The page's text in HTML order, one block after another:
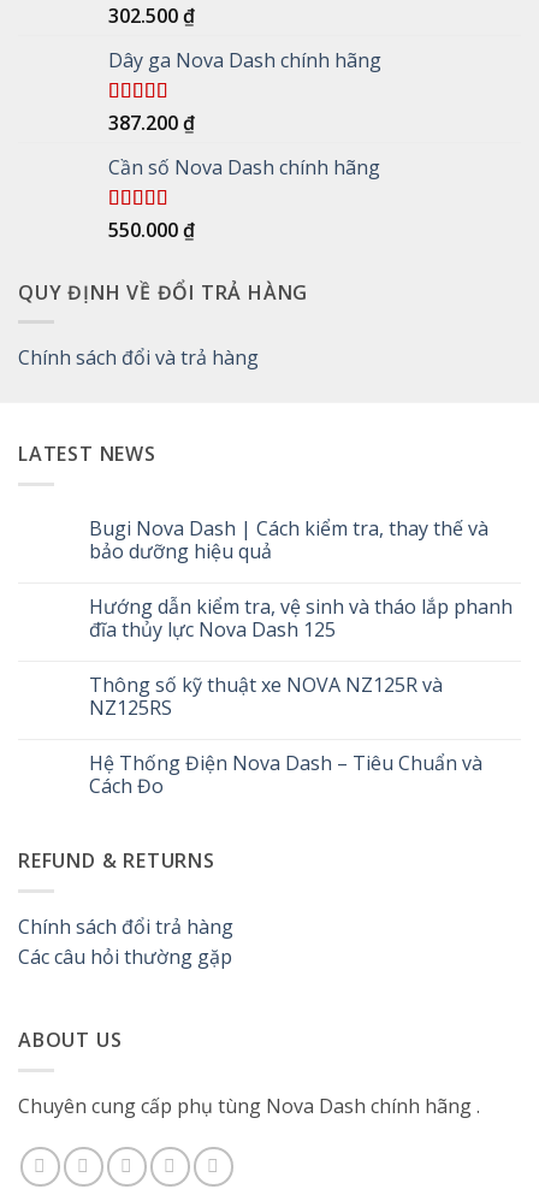
Được xếp
5
sao
302.500₫
Dây ga Nova Dash chính hãng
Được xếp
5
sao
387.200₫
Cần số Nova Dash chính hãng
Được xếp
5
550.000₫
QUY ĐỊNH VỀ ĐỔI TRẢ HÀNG
Chính sách đổi và trả hàng
LATEST NEWS
Bugi Nova Dash | Cách kiểm tra, thay thế và
bảo dưỡng hiệu quả
bình
luận
ở
Dash
|
Cách
thay
thế
và
quả
Hướng dẫn kiểm tra, vệ sinh và tháo lắp phanh
đĩa thủy lực Nova Dash 125
bình
luận
ở
kiểm
tra,
vệ
lắp
phanh
lực
Nova
Dash
125
Thông số kỹ thuật xe NOVA NZ125R và
NZ125RS
bình
luận
ở
thuật
xe
và
NZ125RS
Hệ Thống Điện Nova Dash – Tiêu Chuẩn và
Cách Đo
luận
ở
Điện
Nova
Dash
–
Cách
Đo
REFUND & RETURNS
Chính sách đổi trả hàng
Các câu hỏi thường gặp
ABOUT US
Chuyên cung cấp phụ tùng Nova Dash chính hãng .